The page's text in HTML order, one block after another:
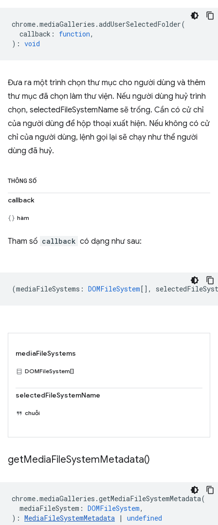
chrome.mediaGalleries .addUserSelectedFolder(
callback : function,
) : void
Đưa ra một trình chọn thư mục cho người dùng và thêm
thư mục đã chọn làm thư viện. Nếu người dùng huỷ trình
chọn, selectedFileSystemName sẽ trống. Cần có cử chỉ
của người dùng để hộp thoại xuất hiện. Nếu không có cử
chỉ của người dùng, lệnh gọi lại sẽ chạy như thể người
dùng đã huỷ.
THÔNG SỐ
callback
hàm
Tham số callback có dạng như sau:
(mediaFileSystems : DOMFileSystem[],
mediaFileSystems
DOMFileSystem[]
selectedFileSystemName
chuỗi
getMediaFileSystemMetadata()
chrome.mediaGalleries .getMediaFileSystemMetadata(
mediaFileSystem : DOMFileSystem,
) : MediaFileSystemMetadata | undefined